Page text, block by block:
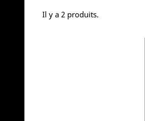
Il y a 2 produits.